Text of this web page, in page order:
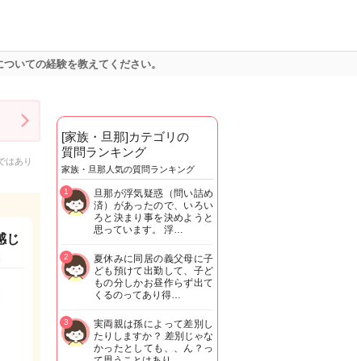
いての経験を教えてください。
はあり
じ
[家族・旦那]カテゴリの
質問ランキング
家族・旦那人気の質問ランキング
旦那が浮気疑惑（問い詰め
済）があったので、いろい
ろと決まり事を決めようと
思っています。 浮…
1
夏休みに同居の義父母に子
ども預けて出勤して、子ど
もの分しかお昼作らず出て
くるのってあり得…
2
実両親は孫によって差別し
たりしますか？ 差別じゃな
かったとしても、、ん？っ
3